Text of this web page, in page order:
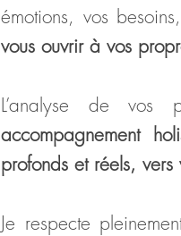
émotions, vos
vous ouvrir à vos
L’analyse de vos
accompagnement
profonds et réels, vers
Je respecte